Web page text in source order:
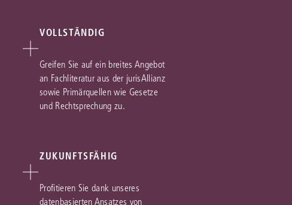
VOLLSTÄNDIG
Greifen Sie auf ein breites Angebot
an Fachliteratur aus der jurisAllianz
sowie Primärquellen wie Gesetze
und Rechtsprechung zu.
ZUKUNFTSFÄHIG
Profitieren Sie dank unseres
datenbasierten Ansatzes von